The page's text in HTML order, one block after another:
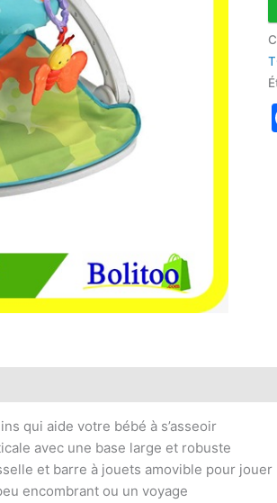
qui aide votre bébé à s’asseoir
avec une base large et robuste
et barre à jouets amovible pour jouer
encombrant ou un voyage